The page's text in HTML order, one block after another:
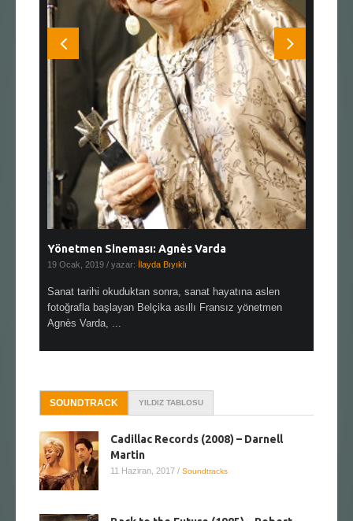
Yönetmen Sineması: Agnès Varda
19 Ocak, 2019 / yazar: İlayda Bıyıklı
Sanat tarihi okuduktan sonra, sanat hayatına aslen
fotoğrafla başlayan Belçika asıllı Fransız yönetmen
Agnès Varda, ...
SOUNDTRACK YILDIZ TABLOSU
Cadillac Records (2008) – Darnell
Martin
11 Haziran, 2017 / Soundtracks